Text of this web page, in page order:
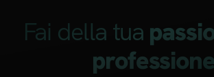
Fai della tua
professione